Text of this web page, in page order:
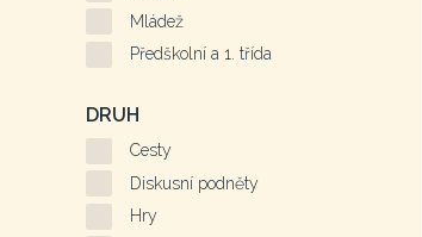
Mládež
Předškolní a 1. třída
DRUH
Cesty
Diskusní podněty
Hry